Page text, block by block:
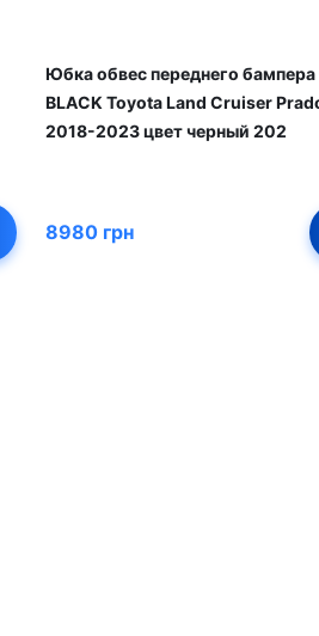
Юбка обвес переднего бампера
BLACK Toyota Land Cruiser
2018-2023 цвет черный 202
8980 грн